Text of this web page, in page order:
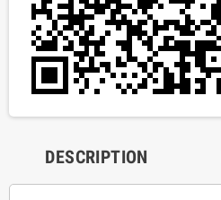
DESCRIPTION